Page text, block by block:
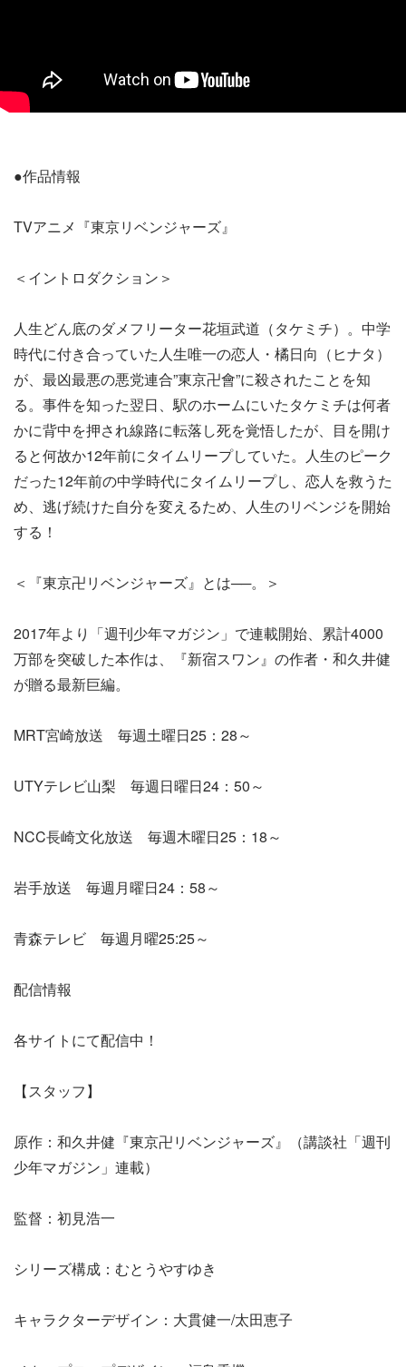
●作品情報
TVアニメ『東京リベンジャーズ』
＜イントロダクション＞
人生どん底のダメフリーター花垣武道（タケミチ）。中学
時代に付き合っていた人生唯一の恋人・橘日向（ヒナタ）
が、最凶最悪の悪党連合”東京卍會”に殺されたことを知
る。事件を知った翌日、駅のホームにいたタケミチは何者
かに背中を押され線路に転落し死を覚悟したが、目を開け
ると何故か12年前にタイムリープしていた。人生のピーク
だった12年前の中学時代にタイムリープし、恋人を救うた
め、逃げ続けた自分を変えるため、人生のリベンジを開始
する！
＜『東京卍リベンジャーズ』とは──。＞
2017年より「週刊少年マガジン」で連載開始、累計4000
万部を突破した本作は、『新宿スワン』の作者・和久井健
が贈る最新巨編。
MRT宮崎放送 毎週土曜日25：28～
UTYテレビ山梨 毎週日曜日24：50～
NCC長崎文化放送 毎週木曜日25：18～
岩手放送 毎週月曜日24：58～
青森テレビ 毎週月曜25:25～
配信情報
各サイトにて配信中！
【スタッフ】
原作：和久井健『東京卍リベンジャーズ』（講談社「週刊
少年マガジン」連載）
監督：初見浩一
シリーズ構成：むとうやすゆき
キャラクターデザイン：大貫健一/太田恵子